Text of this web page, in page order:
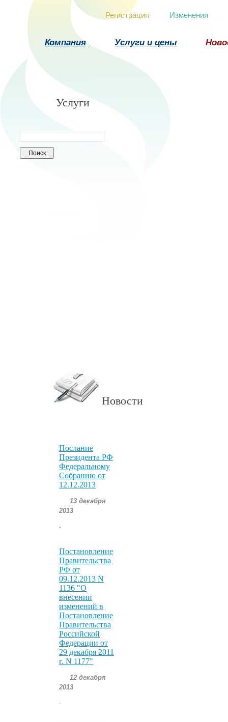
Регистрация Изменения
Компания Услуги и цены
Услуги
Новости
Послание
Президента РФ
Федеральному
Собранию от
12.12.2013
13 декабря
2013
.
Постановление
Правительства
РФ от
09.12.2013 N
1136 "О
внесении
изменений в
Постановление
Правительства
Российской
Федерации от
29 декабря 2011
г. N 1177"
12 декабря
2013